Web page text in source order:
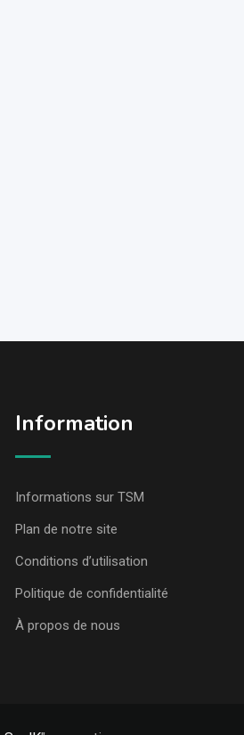
Information
Informations sur TSM
Plan de notre site
Conditions d’utilisation
Politique de confidentialité
À propos de nous